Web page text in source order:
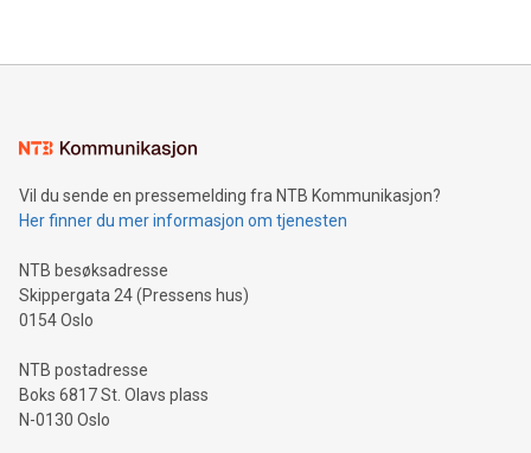
Vil du sende en pressemelding fra NTB Kommunikasjon?
Her finner du mer informasjon om tjenesten
NTB besøksadresse
Skippergata 24 (Pressens hus)
0154 Oslo
NTB postadresse
Boks 6817 St. Olavs plass
N-0130 Oslo